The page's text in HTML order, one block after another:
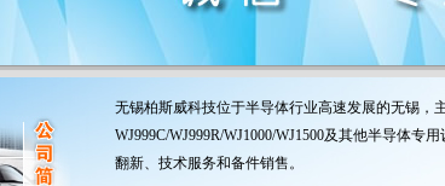
无锡柏斯威科技位于半导体行业高速发展的无锡，
WJ999C/WJ999R/WJ1000/WJ1500及其他半导体专
翻新、技术服务和备件销售。